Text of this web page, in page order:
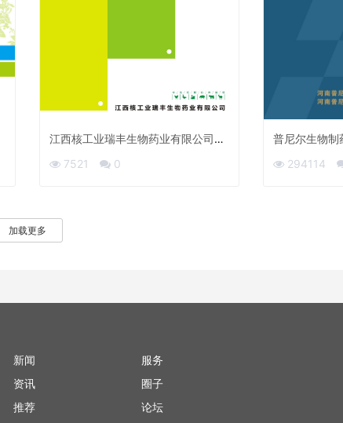
江西核工业瑞丰生物药业有限公司电
子画册
7521 0
普尼尔生物制
294114
加载更多
新闻
资讯
推荐
服务
圈子
论坛